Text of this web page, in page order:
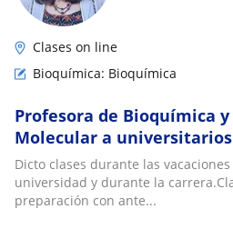
Clases on line
Bioquímica: Bioquímica
Profesora de Bioquímica
Molecular a universitarios
Dicto clases durante las
universidad y durante la
preparación con ante...